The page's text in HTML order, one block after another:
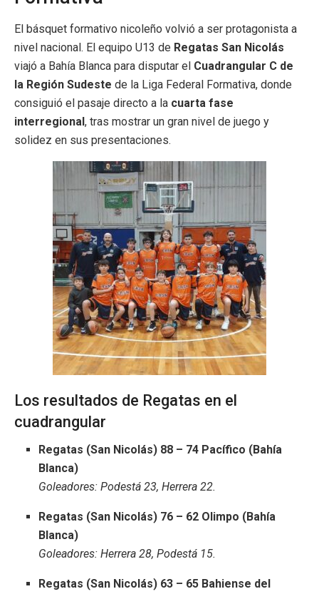
El básquet formativo nicoleño volvió a ser protagonista a
nivel nacional. El equipo U13 de Regatas San Nicolás
viajó a Bahía Blanca para disputar el Cuadrangular C de
la Región Sudeste de la Liga Federal Formativa, donde
consiguió el pasaje directo a la cuarta fase
interregional, tras mostrar un gran nivel de juego y
solidez en sus presentaciones.
Los resultados de Regatas en el
cuadrangular
Regatas (San Nicolás) 88 – 74 Pacífico (Bahía
Blanca)
Goleadores: Podestá 23, Herrera 22.
Regatas (San Nicolás) 76 – 62 Olimpo (Bahía
Blanca)
Goleadores: Herrera 28, Podestá 15.
Regatas (San Nicolás) 63 – 65 Bahiense del